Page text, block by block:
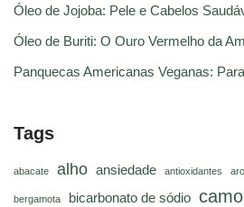
Óleo de Jojoba: Pele e Cabelos
Óleo de Buriti: O Ouro Vermelho da
Panquecas Americanas Veganas:
Tags
abacate alho ansiedade antioxidantes
bergamota bicarbonato de sódio